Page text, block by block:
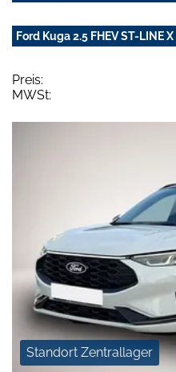
Ford Kuga 2.5 FHEV ST-LINE
Preis:
MWSt:
Standort Zentrallager